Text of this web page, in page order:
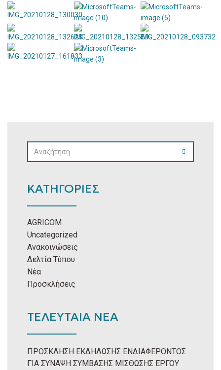
ΚΑΤΗΓΟΡΙΕΣ
AGRICOM
Uncategorized
Ανακοινώσεις
Δελτία Τύπου
Νέα
Προσκλήσεις
ΤΕΛΕΥΤΑΙΑ ΝΕΑ
ΠΡΟΣΚΛΗΣΗ ΕΚΔΗΛΩΣΗΣ ΕΝΔΙΑΦΕΡΟΝΤΟΣ
ΓΙΑ ΣΥΝΑΨΗ ΣΥΜΒΑΣΗΣ ΜΙΣΘΩΣΗΣ ΕΡΓΟΥ